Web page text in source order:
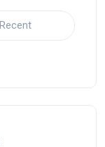
Recent